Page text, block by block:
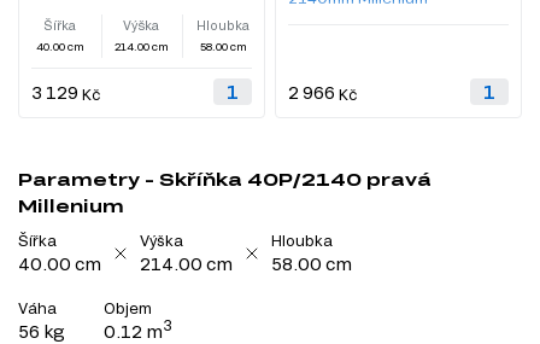
Šířka
40.00 cm
Výška
214.00 cm
Hloubka
58.00 cm
3 129 Kč 2 966 Kč
Parametry - Skříňka 40P/2140 pravá
Millenium
Šířka
40.00 cm
Výška
214.00 cm
Hloubka
58.00 cm
Váha
56 kg
Objem
0.12 m3